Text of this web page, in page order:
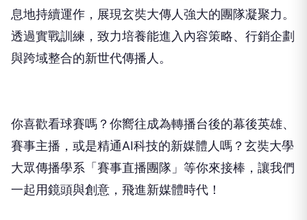
息地持續運作，展現玄奘大傳人強大的團隊凝聚力。
透過實戰訓練，致力培養能進入內容策略、行銷企劃
與跨域整合的新世代傳播人。
你喜歡看球賽嗎？你嚮往成為轉播台後的幕後英雄、
賽事主播，或是精通AI科技的新媒體人嗎？玄奘大學
大眾傳播學系「賽事直播團隊」等你來接棒，讓我們
一起用鏡頭與創意，飛進新媒體時代！